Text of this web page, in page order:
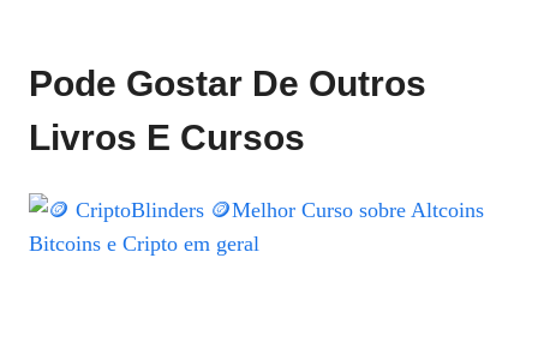
Pode Gostar De Outros
Livros E Cursos